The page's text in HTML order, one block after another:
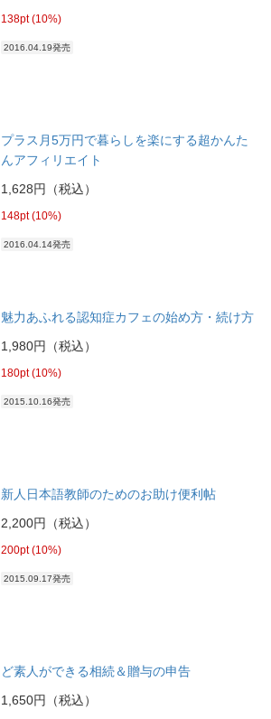
138pt (10%)
2016.04.19発売
プラス月5万円で暮らしを楽にする超かんた
んアフィリエイト
1,628円（税込）
148pt (10%)
2016.04.14発売
魅力あふれる認知症カフェの始め方・続け方
1,980円（税込）
180pt (10%)
2015.10.16発売
新人日本語教師のためのお助け便利帖
2,200円（税込）
200pt (10%)
2015.09.17発売
ど素人ができる相続＆贈与の申告
1,650円（税込）